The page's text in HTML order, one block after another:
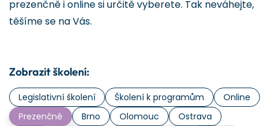
prezenčně i online si určitě vyberete. Tak neváhejte,
těšíme se na Vás.
Zobrazit školení:
Legislativní školení Školení k programům
Online
Prezenčně
Brno Olomouc
Ostrava